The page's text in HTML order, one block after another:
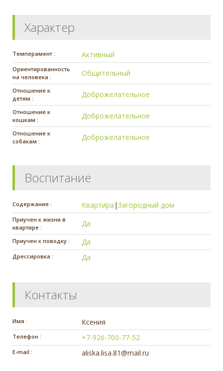
Характер
Темперамент : Активный
Ориентированность
на человека :
Общительный
Отношение к
детям :
Доброжелательное
Отношение к
кошкам :
Доброжелательное
Отношение к
собакам :
Доброжелательное
Воспитание
Содержание : Квартира |Загородный дом
Приучен к жизни в
квартире :
Да
Приучен к поводку : Да
Дрессировка : Да
Контакты
Имя : Ксения
Телефон : +7-926-700-77-52
E-mail : aliska.lisa.81@mail.ru